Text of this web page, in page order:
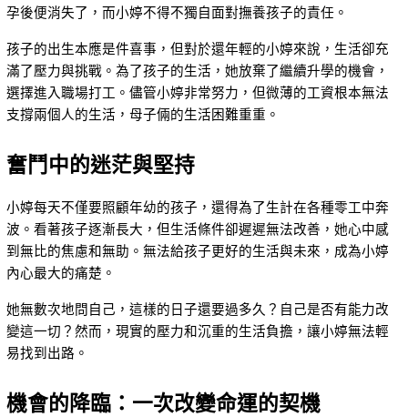
孕後便消失了，而小婷不得不獨自面對撫養孩子的責任。
孩子的出生本應是件喜事，但對於還年輕的小婷來說，生活卻充
滿了壓力與挑戰。為了孩子的生活，她放棄了繼續升學的機會，
選擇進入職場打工。儘管小婷非常努力，但微薄的工資根本無法
支撐兩個人的生活，母子倆的生活困難重重。
奮鬥中的迷茫與堅持
小婷每天不僅要照顧年幼的孩子，還得為了生計在各種零工中奔
波。看著孩子逐漸長大，但生活條件卻遲遲無法改善，她心中感
到無比的焦慮和無助。無法給孩子更好的生活與未來，成為小婷
內心最大的痛楚。
她無數次地問自己，這樣的日子還要過多久？自己是否有能力改
變這一切？然而，現實的壓力和沉重的生活負擔，讓小婷無法輕
易找到出路。
機會的降臨：一次改變命運的契機